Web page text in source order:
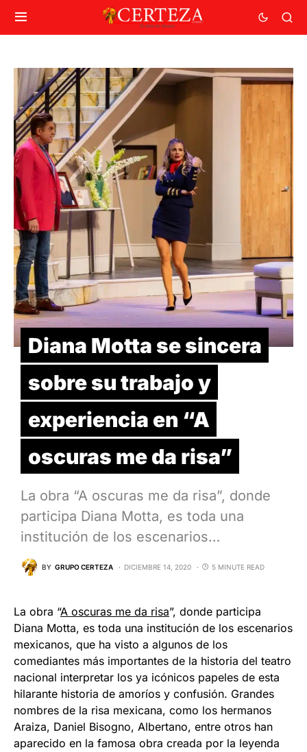
Diana Motta se sincera
sobre su trabajo y
experiencia en “A
oscuras me da risa”
La obra “A oscuras me da risa”, donde
participa Diana Motta, es toda una
institución de los escenarios…
BY GRUPO CERTEZA DICIEMBRE 14, 2020 5 MINUTE READ
La obra “A oscuras me da risa”, donde participa
Diana Motta, es toda una institución de los escenarios
mexicanos, que ha visto a algunos de los
comediantes más importantes de la historia del teatro
nacional interpretar los ya icónicos papeles de esta
hilarante historia de amoríos y confusión. Grandes
nombres de la risa mexicana, como los hermanos
Araiza, Daniel Bisogno, Albertano, entre otros han
aparecido en la famosa obra creada por la leyenda